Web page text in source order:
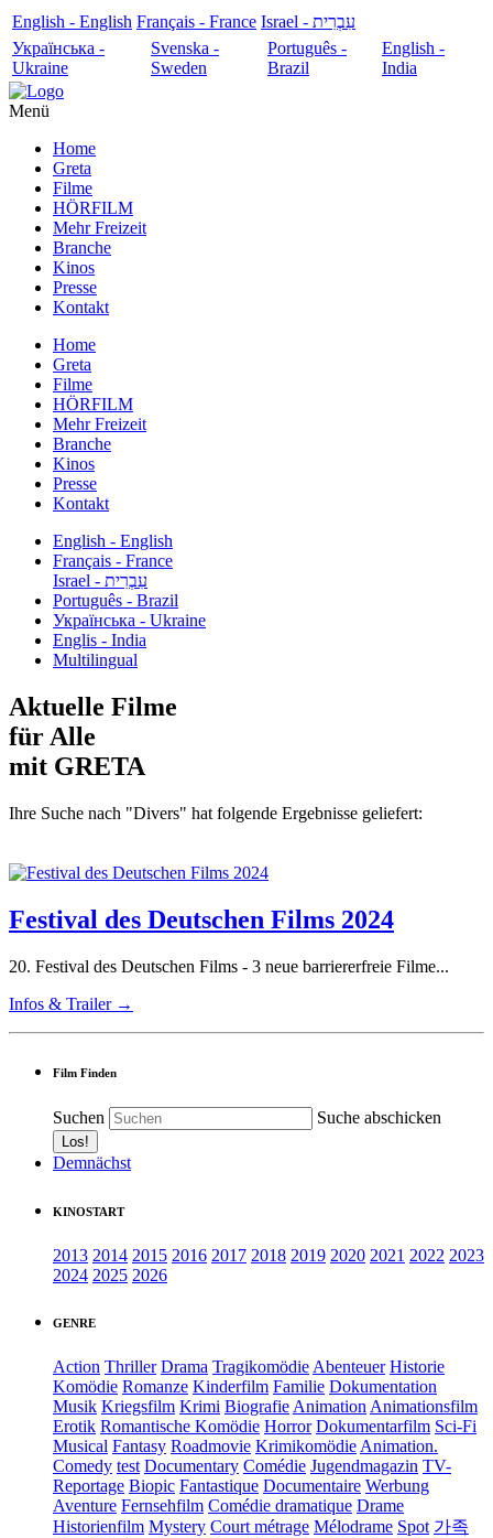
English - English Français - France
עִבְרִית - Israel
Українська -
Ukraine
Svenska -
Sweden
Português -
Brazil
English -
India
Menü
Home
Greta
Filme
HÖRFILM
Mehr Freizeit
Branche
Kinos
Presse
Kontakt
Home
Greta
Filme
HÖRFILM
Mehr Freizeit
Branche
Kinos
Presse
Kontakt
English - English
Français - France
עִבְרִית - Israel
Português - Brazil
Українська - Ukraine
Englis - India
Multilingual
Aktuelle Filme
für Alle
mit GRETA
Ihre Suche nach "Divers" hat folgende Ergebnisse geliefert:
Festival des Deutschen Films 2024
20. Festival des Deutschen Films - 3 neue barriererfreie Filme...
Infos & Trailer →
Film Finden
Suchen Suche abschicken
Demnächst
KINOSTART
2013 2014 2015 2016 2017 2018 2019 2020 2021 2022 2023
2024 2025 2026
GENRE
Action Thriller Drama TragikomödieAbenteuer Historie
Komödie Romanze Kinderfilm Familie Dokumentation
Musik Kriegsfilm Krimi BiografieAnimationAnimationsfilm
Erotik Romantische Komödie Horror Dokumentarfilm Sci-Fi
Musical Fantasy Roadmovie KrimikomödieAnimation.
Comedy test Documentary Comédie Jugendmagazin TV-
Reportage Biopic Fantastique Documentaire Werbung
Aventure Fernsehfilm Comédie dramatique Drame
Historienfilm Mystery Court métrage Mélodrame Spot 가족